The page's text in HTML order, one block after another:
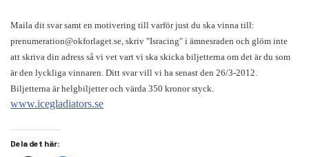
Maila dit svar samt en motivering till varför just du ska vinna till:
prenumeration@okforlaget.se, skriv "Isracing" i ämnesraden och glöm inte
att skriva din adress så vi vet vart vi ska skicka biljetterna om det är du som
är den lyckliga vinnaren. Ditt svar vill vi ha senast den 26/3-2012.
Biljetterna är helgbiljetter och värda 350 kronor styck.
www.icegladiators.se
Dela det här: